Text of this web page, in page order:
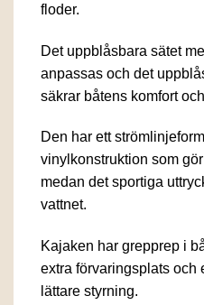
floder.
Det uppblåsbara sätet
anpassas och det
säkrar båtens komfort
Den har ett
vinylkonstruktion som
medan det sportiga
vattnet.
Kajaken har grepprep i
extra förvaringsplats och
lättare styrning.